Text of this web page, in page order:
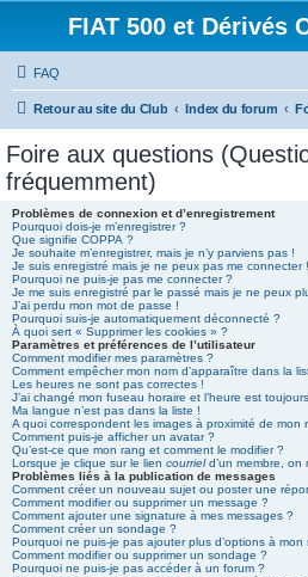
FIAT 500 et Dérivés
FAQ
Retour au site du Club Index du forum
Foire aux questions
fréquemment)
Problèmes de connexion et d’enregistrement
Pourquoi dois-je m’enregistrer ?
Que signifie COPPA ?
Je souhaite m’enregistrer, mais je n’y parviens pas !
Je suis enregistré mais je ne peux pas me connecter !
Pourquoi ne puis-je pas me connecter ?
Je me suis enregistré par le passé mais je ne peux
J’ai perdu mon mot de passe !
Pourquoi suis-je automatiquement déconnecté ?
À quoi sert « Supprimer les cookies » ?
Paramètres et préférences de l’utilisateur
Comment modifier mes paramètres ?
Comment empêcher mon nom d’apparaître dans la
Les heures ne sont pas correctes !
J’ai changé mon fuseau horaire et l’heure est
Ma langue n’est pas dans la liste !
A quoi correspondent les images à proximité de mon
Comment puis-je afficher un avatar ?
Qu’est-ce que mon rang et comment le modifier ?
Lorsque je clique sur le lien courrield’un membre, on
Problèmes liés à la publication de messages
Comment créer un nouveau sujet ou poster une
Comment modifier ou supprimer un message ?
Comment ajouter une signature à mes messages ?
Comment créer un sondage ?
Pourquoi ne puis-je pas ajouter plus d’options à
Comment modifier ou supprimer un sondage ?
Pourquoi ne puis-je pas accéder à un forum ?